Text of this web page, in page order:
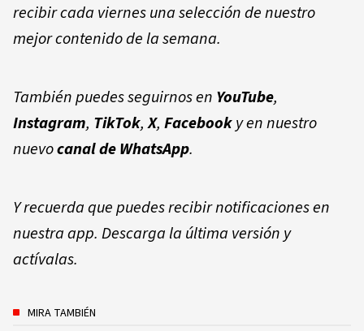
recibir cada viernes una selección de nuestro
mejor contenido de la semana.
También puedes seguirnos en YouTube,
Instagram, TikTok,X, Facebooky en nuestro
nuevocanal de WhatsApp.
Y recuerda que puedes recibir notificaciones en
nuestra app. Descarga la última versión y
actívalas.
MIRA TAMBIÉN